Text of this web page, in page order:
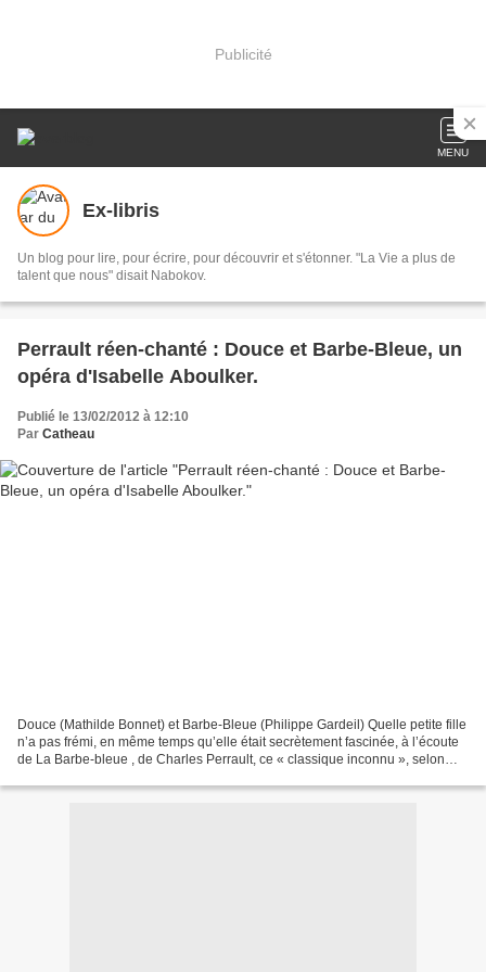
Publicité
MENU
Ex-libris
Un blog pour lire, pour écrire, pour découvrir et s'étonner. "La Vie a plus de
talent que nous" disait Nabokov.
Perrault réen-chanté : Douce et Barbe-Bleue, un
opéra d'Isabelle Aboulker.
Publié le 13/02/2012 à 12:10
Par Catheau
Douce (Mathilde Bonnet) et Barbe-Bleue (Philippe Gardeil) Quelle petite fille
n’a pas frémi, en même temps qu’elle était secrètement fascinée, à l’écoute
de La Barbe-bleue , de Charles Perrault, ce « classique inconnu », selon